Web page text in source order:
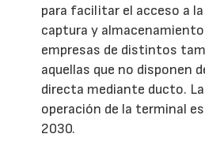
para facilitar el acceso a la
captura y
empresas de distintos
aquellas que no disponen
directa mediante ducto.
operación de la terminal
2030.